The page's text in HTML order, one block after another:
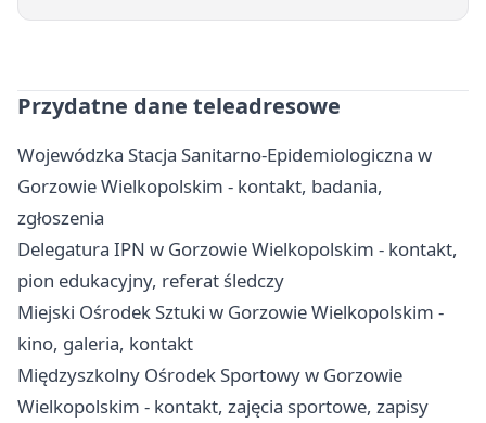
Przydatne dane teleadresowe
Wojewódzka Stacja Sanitarno-Epidemiologiczna w
Gorzowie Wielkopolskim - kontakt, badania,
zgłoszenia
Delegatura IPN w Gorzowie Wielkopolskim - kontakt,
pion edukacyjny, referat śledczy
Miejski Ośrodek Sztuki w Gorzowie Wielkopolskim -
kino, galeria, kontakt
Międzyszkolny Ośrodek Sportowy w Gorzowie
Wielkopolskim - kontakt, zajęcia sportowe, zapisy